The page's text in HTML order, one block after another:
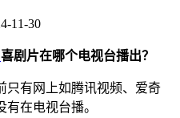
11-30
喜剧片在哪个电视台播出？
只有网上如腾讯视频、爱奇
在电视台播。